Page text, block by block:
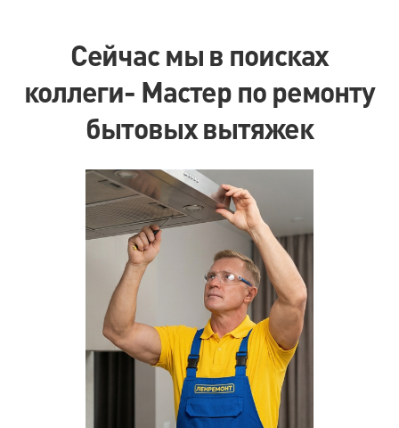
Сейчас мы в поисках
коллеги- Мастер по ремонту
бытовых вытяжек